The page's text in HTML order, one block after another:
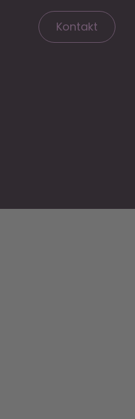
Kontakt